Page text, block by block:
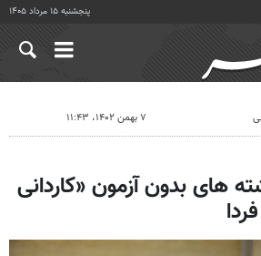
پنجشنبه ۱۵ مرداد ۱۴۰۵
۷ بهمن ۱۴۰۲، ۱۱:۴۳
های بدون آزمون «کاردانی